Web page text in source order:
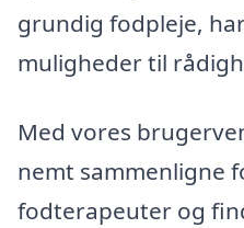
grundig fodpleje,
muligheder til
Med vores
nemt sammenligne
fodterapeuter og